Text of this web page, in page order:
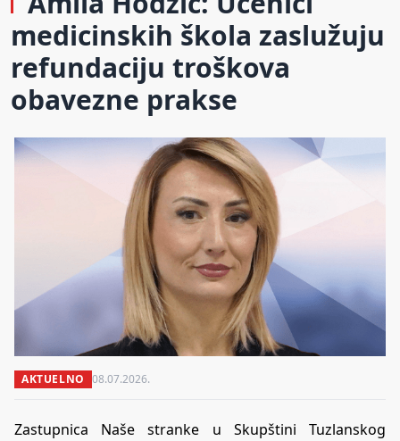
medicinskih škola zaslužuju
refundaciju troškova
obavezne prakse
AKTUELNO 08.07.2026.
Zastupnica Naše stranke u Skupštini Tuzlanskog